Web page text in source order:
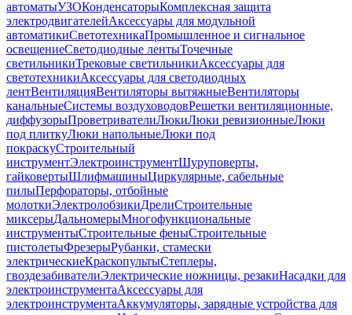
автоматыУЗОКонденсаторыКомплексная защита
электродвигателейАксессуары для модульной
автоматикиСветотехникаПромышленное и сигнальное
освещениеСветодиодные лентыТочечные
светильникиТрековые светильникиАксессуары для
светотехникиАксессуары для светодиодных
лентВентиляцияВентиляторы вытяжныеВентиляторы
канальныеСистемы воздуховодовРешетки вентиляционные,
диффузорыПроветривателиЛюкиЛюки ревизионныеЛюки
под плиткуЛюки напольныеЛюки под
покраскуСтроительный
инструментЭлектроинструментШуруповерты,
гайковертыШлифмашиныЦиркулярные, сабельные
пилыПерфораторы, отбойные
молоткиЭлектролобзикиДрелиСтроительные
миксерыДальномерыМногофункциональные
инструментыСтроительные феныСтроительные
пистолетыФрезерыРубанки, стамески
электрическиеКраскопультыСтеплеры,
гвоздезабивателиЭлектрические ножницы, резакиНасадки для
электроинструментаАксессуары для
электроинструментаАккумуляторы, зарядные устройства для